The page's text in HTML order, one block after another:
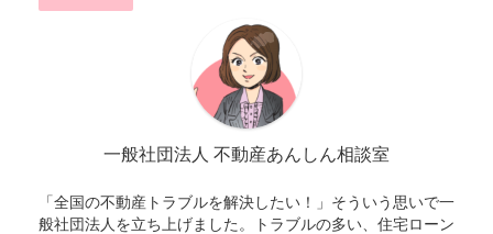
一般社団法人 不動産あんしん相談室
「全国の不動産トラブルを解決したい！」そういう思いで一
般社団法人を立ち上げました。トラブルの多い、住宅ローン